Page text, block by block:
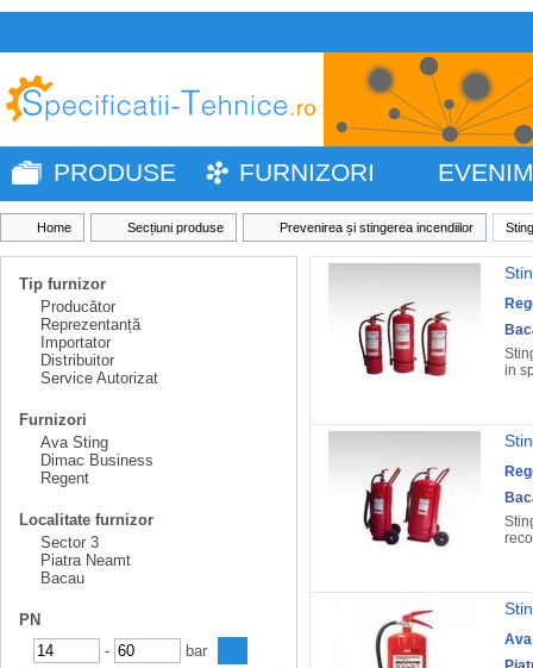
PRODUSE FURNIZORI
Home Secțiuni produse Prevenirea și stingerea incendiilor
Tip furnizor
Producător
Reprezentanță
Importator
Distribuitor
Service Autorizat
Furnizori
Ava Sting
Dimac Business
Regent
Localitate furnizor
Sector 3
Piatra Neamt
Bacau
PN
-
bar
in